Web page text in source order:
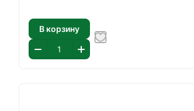
В корзину